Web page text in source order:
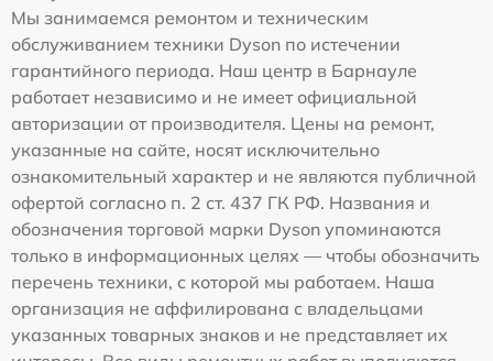
Мы занимаемся ремонтом и техническим
обслуживанием техники Dyson по истечении
гарантийного периода. Наш центр в Барнауле
работает независимо и не имеет официальной
авторизации от производителя. Цены на ремонт,
указанные на сайте, носят исключительно
ознакомительный характер и не являются публичной
офертой согласно п. 2 ст. 437 ГК РФ. Названия и
обозначения торговой марки Dyson упоминаются
только в информационных целях — чтобы обозначить
перечень техники, с которой мы работаем. Наша
организация не аффилирована с владельцами
указанных товарных знаков и не представляет их